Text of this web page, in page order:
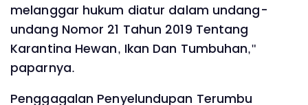
melanggar hukum diatur dalam undang-
undang Nomor 21 Tahun 2019 Tentang
Karantina Hewan, Ikan Dan Tumbuhan,"
paparnya.
Penggagalan Penyelundupan Terumbu